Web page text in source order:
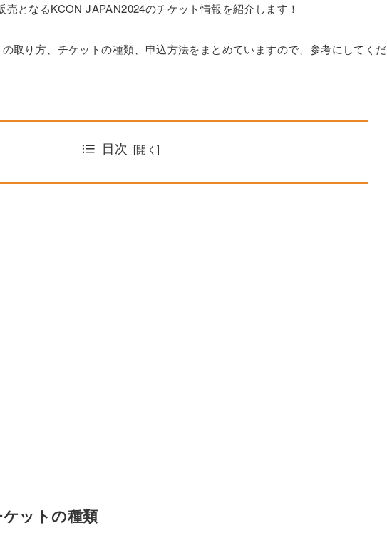
となるKCON JAPAN2024のチケット情報を紹介します！
取り方、チケットの種類、申込方法をまとめていますので、参考にしてくだ
目次
ットの種類